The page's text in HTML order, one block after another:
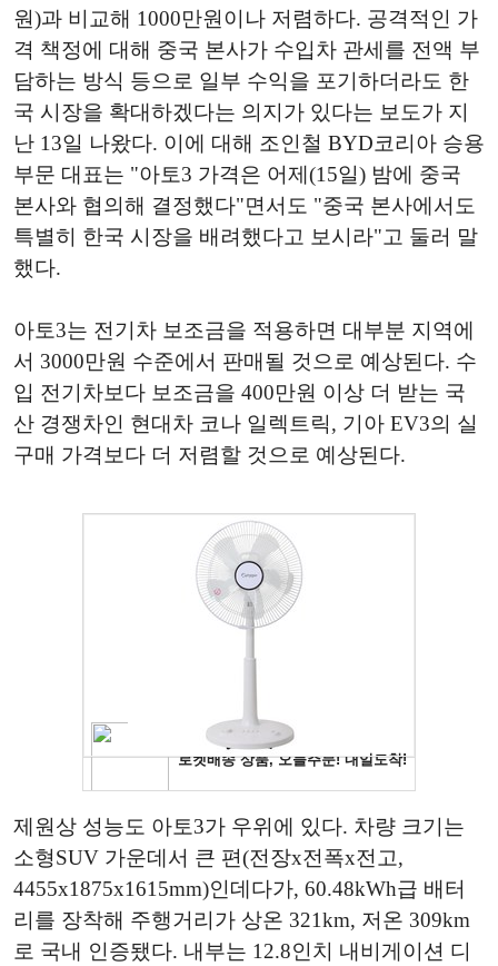
원)과 비교해 1000만원이나 저렴하다. 공격적인 가
격 책정에 대해 중국 본사가 수입차 관세를 전액 부
담하는 방식 등으로 일부 수익을 포기하더라도 한
국 시장을 확대하겠다는 의지가 있다는 보도가 지
난 13일 나왔다. 이에 대해 조인철 BYD코리아 승용
부문 대표는 "아토3 가격은 어제(15일) 밤에 중국
본사와 협의해 결정했다"면서도 "중국 본사에서도
특별히 한국 시장을 배려했다고 보시라"고 둘러 말
했다.
아토3는 전기차 보조금을 적용하면 대부분 지역에
서 3000만원 수준에서 판매될 것으로 예상된다. 수
입 전기차보다 보조금을 400만원 이상 더 받는 국
산 경쟁차인 현대차 코나 일렉트릭, 기아 EV3의 실
구매 가격보다 더 저렴할 것으로 예상된다.
제원상 성능도 아토3가 우위에 있다. 차량 크기는
소형SUV 가운데서 큰 편(전장x전폭x전고,
4455x1875x1615mm)인데다가, 60.48kWh급 배터
리를 장착해 주행거리가 상온 321km, 저온 309km
로 국내 인증됐다. 내부는 12.8인치 내비게이션 디